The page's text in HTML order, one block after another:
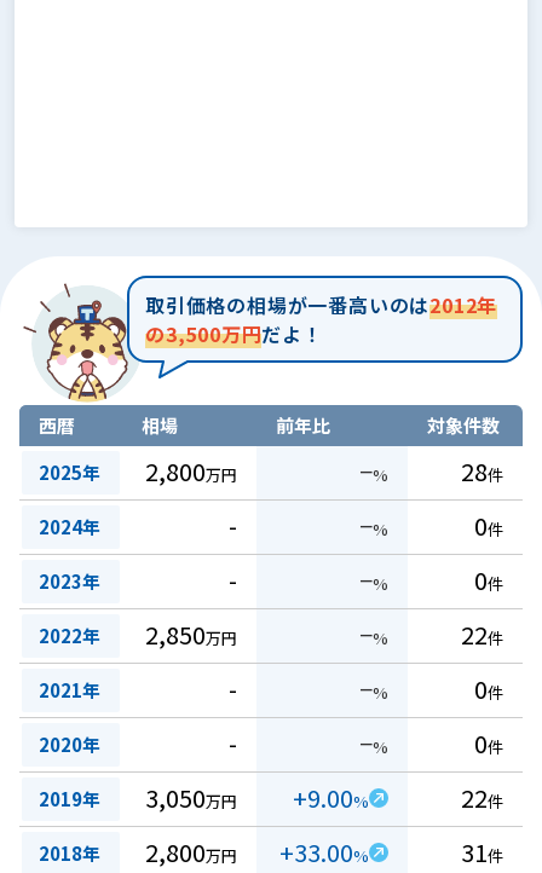
取引価格の相場が一番高いのは2012年
の3,500万円だよ！
西暦 相場 前年比
対象件数
2025年
2,800万円 −% 28件
2024年 - −% 0件
2023年 - −% 0件
2022年 2,850万円 −% 22件
2021年 - −% 0件
2020年 - −% 0件
2019年 3,050万円 +9.00% 22件
2018年 2,800万円 +33.00% 31件